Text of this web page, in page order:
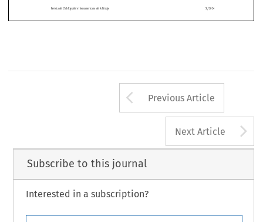
 
Arrow button
Previous Article
Next Article
Subscribe to this journal
Interested in a subscription?